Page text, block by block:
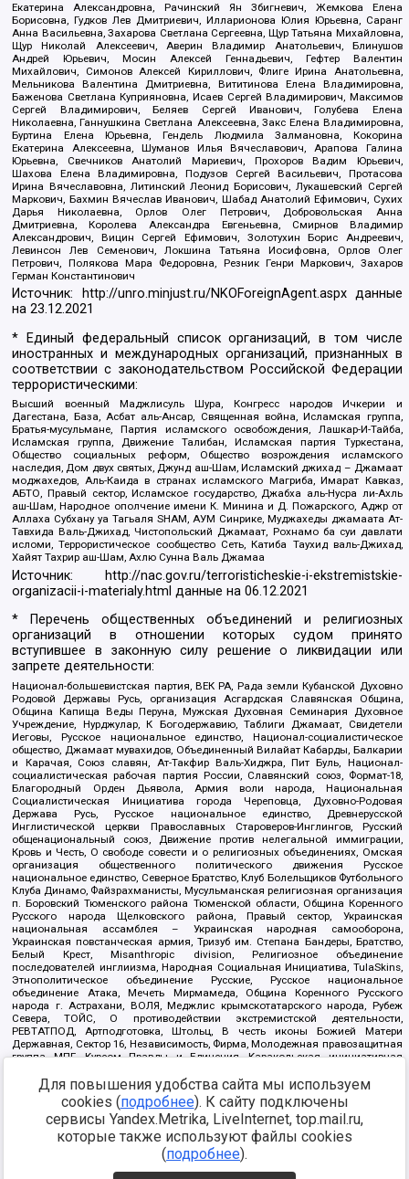
Екатерина Александровна, Рачинский Ян Збигневич, Жемкова Елена
Борисовна, Гудков Лев Дмитриевич, Илларионова Юлия Юрьевна, Саранг
Анна Васильевна, Захарова Светлана Сергеевна, Щур Татьяна Михайловна,
Щур Николай Алексеевич, Аверин Владимир Анатольевич, Блинушов
Андрей Юрьевич, Мосин Алексей Геннадьевич, Гефтер Валентин
Михайлович, Симонов Алексей Кириллович, Флиге Ирина Анатольевна,
Мельникова Валентина Дмитриевна, Вититинова Елена Владимировна,
Баженова Светлана Куприяновна, Исаев Сергей Владимирович, Максимов
Сергей Владимирович, Беляев Сергей Иванович, Голубева Елена
Николаевна, Ганнушкина Светлана Алексеевна, Закс Елена Владимировна,
Буртина Елена Юрьевна, Гендель Людмила Залмановна, Кокорина
Екатерина Алексеевна, Шуманов Илья Вячеславович, Арапова Галина
Юрьевна, Свечников Анатолий Мариевич, Прохоров Вадим Юрьевич,
Шахова Елена Владимировна, Подузов Сергей Васильевич, Протасова
Ирина Вячеславовна, Литинский Леонид Борисович, Лукашевский Сергей
Маркович, Бахмин Вячеслав Иванович, Шабад Анатолий Ефимович, Сухих
Дарья Николаевна, Орлов Олег Петрович, Добровольская Анна
Дмитриевна, Королева Александра Евгеньевна, Смирнов Владимир
Александрович, Вицин Сергей Ефимович, Золотухин Борис Андреевич,
Левинсон Лев Семенович, Локшина Татьяна Иосифовна, Орлов Олег
Петрович, Полякова Мара Федоровна, Резник Генри Маркович, Захаров
Герман Константинович
Источник: http://unro.minjust.ru/NKOForeignAgent.aspxданные
на23.12.2021
* Единый федеральный список организаций, в том числе
иностранных и международных организаций, признанных в
соответствии с законодательством Российской Федерации
террористическими:
Высший военный Маджлисуль Шура, Конгресс народов Ичкерии и
Дагестана, База, Асбат аль-Ансар, Священная война, Исламская группа,
Братья-мусульмане, Партия исламского освобождения, Лашкар-И-Тайба,
Исламская группа, Движение Талибан, Исламская партия Туркестана,
Общество социальных реформ, Общество возрождения исламского
наследия, Дом двух святых, Джунд аш-Шам, Исламский джихад – Джамаат
моджахедов, Аль-Каида в странах исламского Магриба, Имарат Кавказ,
АБТО, Правый сектор, Исламское государство, Джабха аль-Нусра ли-Ахль
аш-Шам, Народное ополчение имени К. Минина и Д. Пожарского, Аджр от
Аллаха Субхану уа Тагьаля SHAM, АУМ Синрике, Муджахеды джамаата Ат-
Тавхида Валь-Джихад, Чистопольский Джамаат, Рохнамо ба суи давлати
исломи, Террористическое сообщество Сеть, Катиба Таухид валь-Джихад,
Хайят Тахрир аш-Шам, Ахлю Сунна Валь Джамаа
Источник:
http://nac.gov.ru/terroristicheskie-i-ekstremistskie-
organizacii-i-materialy.html данные на06.12.2021
* Перечень общественных объединений и религиозных
организаций в отношении которых судом принято
вступившее в законную силу решение о ликвидации или
запрете деятельности:
Национал-большевистская партия, ВЕК РА, Рада земли Кубанской Духовно
Родовой Державы Русь, организация Асгардская Славянская Община,
Община Капища Веды Перуна, Мужская Духовная Семинария Духовное
Учреждение, Нурджулар, К Богодержавию, Таблиги Джамаат, Свидетели
Иеговы, Русское национальное единство, Национал-социалистическое
общество, Джамаат мувахидов, Объединенный Вилайат Кабарды, Балкарии
и Карачая, Союз славян, Ат-Такфир Валь-Хиджра, Пит Буль, Национал-
социалистическая рабочая партия России, Славянский союз, Формат-18,
Благородный Орден Дьявола, Армия воли народа, Национальная
Социалистическая Инициатива города Череповца, Духовно-Родовая
Держава Русь, Русское национальное единство, Древнерусской
Инглистической церкви Православных Староверов-Инглингов, Русский
общенациональный союз, Движение против нелегальной иммиграции,
Кровь и Честь, О свободе совести и о религиозных объединениях, Омская
организация общественного политического движения Русское
национальное единство, Северное Братство, Клуб Болельщиков Футбольного
Клуба Динамо, Файзрахманисты, Мусульманская религиозная организация
п. Боровский Тюменского района Тюменской области, Община Коренного
Русского народа Щелковского района, Правый сектор, Украинская
национальная ассамблея – Украинская народная самооборона,
Украинская повстанческая армия, Тризуб им. Степана Бандеры, Братство,
Белый Крест, Misanthropic division, Религиозное объединение
последователей инглиизма, Народная Социальная Инициатива, TulaSkins,
Этнополитическое объединение Русские, Русское национальное
объединение Атака, Мечеть Мирмамеда, Община Коренного Русского
народа г. Астрахани, ВОЛЯ, Меджлис крымскотатарского народа, Рубеж
Севера, ТОЙС, О противодействии экстремистской деятельности,
РЕВТАТПОД, Артподготовка, Штольц, В честь иконы Божией Матери
Державная, Сектор 16, Независимость, Фирма, Молодежная правозащитная
группа МПГ, Курсом Правды и Единения, Каракольская инициативная
Благотворительный пансионат Ак Умут, Русская республика Русь,
Арестантское уголовное единство, Башкорт, Нация и свобода, W.H.С., Фалунь
Дафа, Иртыш Ultras, Русский Патриотический клуб-Новокузнецк/РПК,
Сибирский державный союз, Фонд борьбы с коррупцией, Фонд защиты прав
граждан, Штабы Навального, Совет граждан СССР Прикубанского округа г.
Краснодара
https://minjust.gov.ru/ru/documents/7822/
Для повышения удобства сайта мы используем
cookies (подробнее). К сайту подключены
сервисы Yandex.Metrika, LiveInternet, top.mail.ru,
которые также используют файлы cookies
(подробнее).